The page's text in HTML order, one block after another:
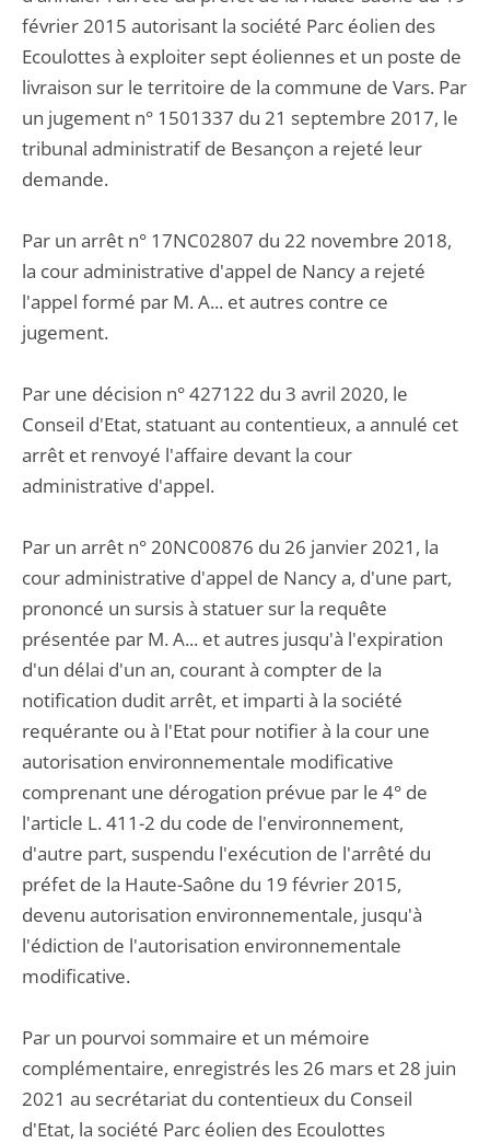
février 2015 autorisant la société Parc éolien des
Ecoulottes à exploiter sept éoliennes et un poste de
livraison sur le territoire de la commune de Vars. Par
un jugement n° 1501337 du 21 septembre 2017, le
tribunal administratif de Besançon a rejeté leur
demande.
Par un arrêt n° 17NC02807 du 22 novembre 2018,
la cour administrative d'appel de Nancy a rejeté
l'appel formé par M. A... et autres contre ce
jugement.
Par une décision n° 427122 du 3 avril 2020, le
Conseil d'Etat, statuant au contentieux, a annulé cet
arrêt et renvoyé l'affaire devant la cour
administrative d'appel.
Par un arrêt n° 20NC00876 du 26 janvier 2021, la
cour administrative d'appel de Nancy a, d'une part,
prononcé un sursis à statuer sur la requête
présentée par M. A... et autres jusqu'à l'expiration
d'un délai d'un an, courant à compter de la
notification dudit arrêt, et imparti à la société
requérante ou à l'Etat pour notifier à la cour une
autorisation environnementale modificative
comprenant une dérogation prévue par le 4° de
l'article L. 411-2 du code de l'environnement,
d'autre part, suspendu l'exécution de l'arrêté du
préfet de la Haute-Saône du 19 février 2015,
devenu autorisation environnementale, jusqu'à
l'édiction de l'autorisation environnementale
modificative.
Par un pourvoi sommaire et un mémoire
complémentaire, enregistrés les 26 mars et 28 juin
2021 au secrétariat du contentieux du Conseil
d'Etat, la société Parc éolien des Ecoulottes